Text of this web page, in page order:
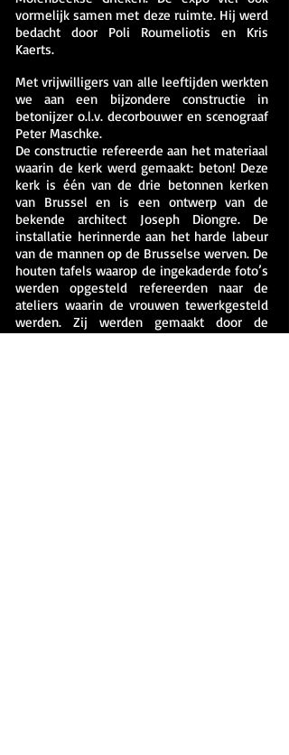
vormelijk samen met deze ruimte. Hij werd
bedacht door Poli Roumeliotis en Kris
Kaerts.
Met vrijwilligers van alle leeftijden werkten
we aan een bijzondere constructie in
betonijzer o.l.v. decorbouwer en scenograaf
Peter Maschke.
De constructie refereerde aan het materiaal
waarin de kerk werd gemaakt: beton! Deze
kerk is één van de drie betonnen kerken
van Brussel en is een ontwerp van de
bekende architect Joseph Diongre. De
installatie herinnerde aan het harde labeur
van de mannen op de Brusselse werven. De
houten tafels waarop de ingekaderde foto’s
werden opgesteld refereerden naar de
ateliers waarin de vrouwen tewerkgesteld
werden. Zij werden gemaakt door de
jongeren van Groep Intro, een